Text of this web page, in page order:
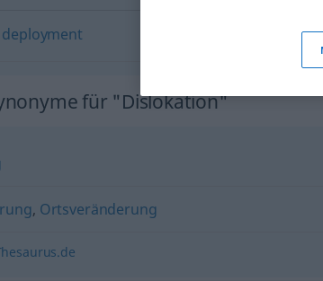
deployment
für "Dislokation"
, Ortsveränderung